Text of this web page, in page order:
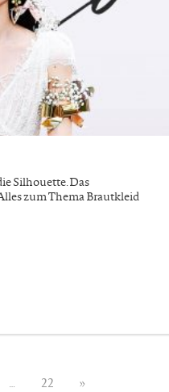
Silhouette. Das
zum Thema Brautkleid
… 22 »